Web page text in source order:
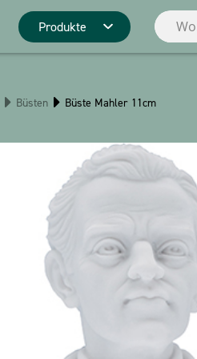
Produkte
Produktgruppen
Deko
Küche
Weihnachten
Stringlies
Büsten Büste Mahler 11cm